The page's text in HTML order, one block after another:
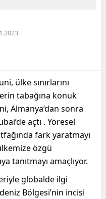
ülke sınırlarını
tabağına konuk
Almanya’dan sonra
açtı . Yöresel
fark yaratmayı
özgü
tanıtmayı amaçlıyor.
globalde ilgi
Bölgesi’nin incisi